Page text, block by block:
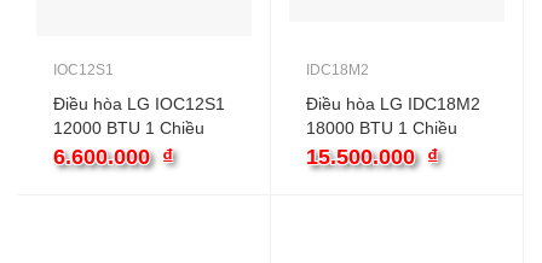
IOC12S1
Điều hòa LG IOC12S1
12000 BTU 1 Chiều
Inverter
6.600.000 ₫
IDC18M2
Điều hòa LG IDC18M2
18000 BTU 1 Chiều
Inverter
15.500.000 ₫